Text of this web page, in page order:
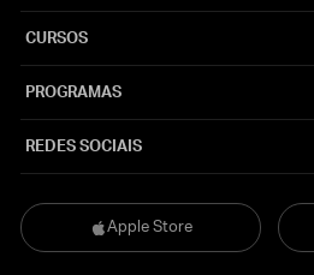
Apple Store
CURSOS
PROGRAMAS
REDES SOCIAIS